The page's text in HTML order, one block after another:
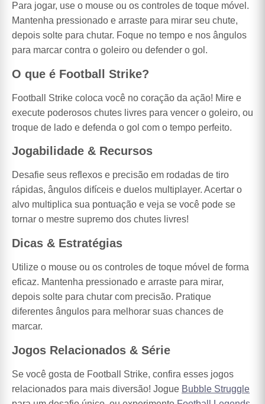
Para jogar, use o mouse ou os controles de toque móvel.
Mantenha pressionado e arraste para mirar seu chute,
depois solte para chutar. Foque no tempo e nos ângulos
para marcar contra o goleiro ou defender o gol.
O que é Football Strike?
Football Strike coloca você no coração da ação! Mire e
execute poderosos chutes livres para vencer o goleiro, ou
troque de lado e defenda o gol com o tempo perfeito.
Jogabilidade & Recursos
Desafie seus reflexos e precisão em rodadas de tiro
rápidas, ângulos difíceis e duelos multiplayer. Acertar o
alvo multiplica sua pontuação e veja se você pode se
tornar o mestre supremo dos chutes livres!
Dicas & Estratégias
Utilize o mouse ou os controles de toque móvel de forma
eficaz. Mantenha pressionado e arraste para mirar,
depois solte para chutar com precisão. Pratique
diferentes ângulos para melhorar suas chances de
marcar.
Jogos Relacionados & Série
Se você gosta de Football Strike, confira esses jogos
relacionados para mais diversão! Jogue Bubble Struggle